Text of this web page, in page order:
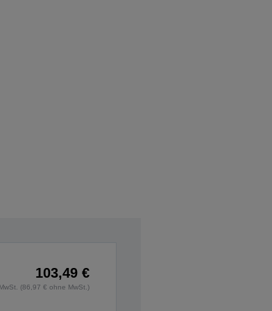
103,49 €
(86,97 € ohne MwSt.)